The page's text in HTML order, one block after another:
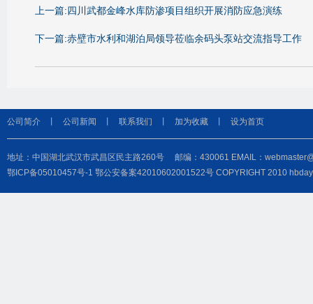
上一篇:四川武都金峰水库防渗项目组织开展消防应急演练
下一篇:赤壁市水利和湖泊局领导莅临余码头泵站交流指导工作
公司简介 公司新闻 联系我们 加为收藏 设为首页
地址：中国湖北武汉市武昌区民主路260号 邮编：430061 EMAIL：
鄂ICP备05010457号-1 鄂公安备案42010602001522号 COPYRIGHT 2010